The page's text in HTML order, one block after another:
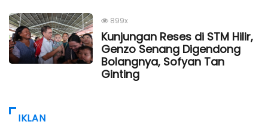
899x
Kunjungan Reses di STM Hilir,
Genzo Senang Digendong
Bolangnya, Sofyan Tan
Ginting
IKLAN